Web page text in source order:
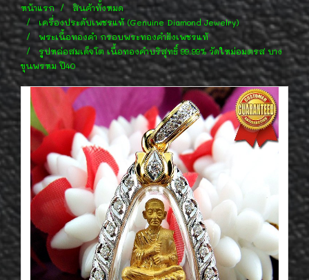
หน้าแรก
สินค้าทั้งหมด
เครื่องประดับเพชรแท้ (Genuine Diamond Jewelry)
พระเนื้อทองคำ กรอบพระทองคำฝังเพชรแท้
รูปหล่อสมเด็จโต เนื้อทองคำบริสุทธิ์ 99.99% วัดใหม่อมตรส บาง
ขุนพรหม ปี40